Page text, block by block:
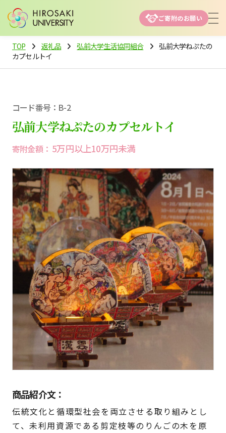
ご寄附のお願い
TOP 返礼品 弘前大学生活協同組合
弘前大学ねぷたの
カプセルトイ
コード番号：B-2
弘前大学ねぷたのカプセルトイ
寄附金額： 5万円以上10万円未満
商品紹介文：
伝統文化と循環型社会を両立させる取り組みとし
て、未利用資源である剪定枝等のりんごの木を原